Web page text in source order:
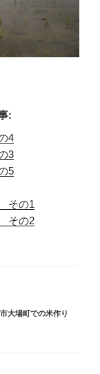
:
4
3
5
その1
その2
大場町での米作り